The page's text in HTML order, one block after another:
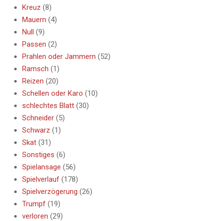
Kreuz (8)
Mauern (4)
Null (9)
Passen (2)
Prahlen oder Jammern (52)
Ramsch (1)
Reizen (20)
Schellen oder Karo (10)
schlechtes Blatt (30)
Schneider (5)
Schwarz (1)
Skat (31)
Sonstiges (6)
Spielansage (56)
Spielverlauf (178)
Spielverzögerung (26)
Trumpf (19)
verloren (29)